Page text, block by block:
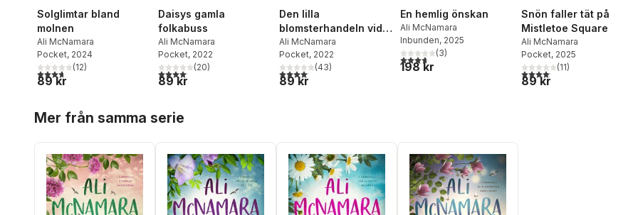
Solglimtar bland
molnen
Ali McNamara
Pocket, 2024
3,7utav 5 stjärnor. Totalt antal röster:
(12)
89 kr
Daisys gamla
folkabuss
Ali McNamara
Pocket, 2022
4,1utav 5 stjärnor. Totalt antal röster:
(20)
89 kr
Den lilla
blomsterhandeln vid
havet
Ali McNamara
Pocket, 2022
4,1utav 5 stjärnor. Totalt antal röster:
(43)
89 kr
En hemlig önskan
Ali McNamara
Inbunden, 2025
3,7utav 5 stjärnor. Totalt antal röster:
(3)
198 kr
Snön faller tät på
Mistletoe Square
Ali McNamara
Pocket, 2025
4,1utav 5 stjärnor. Totalt
(11)
89 kr
Mer från samma serie